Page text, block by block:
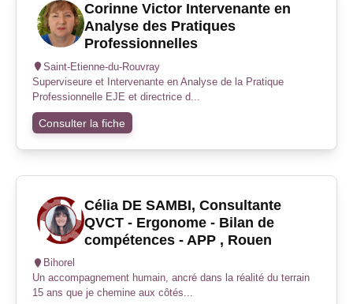
Corinne Victor Intervenante en
Analyse des Pratiques
Professionnelles
Saint-Etienne-du-Rouvray
Superviseure et Intervenante en Analyse de la Pratique
Professionnelle EJE et directrice d...
Consulter la fiche
Célia DE SAMBI, Consultante
QVCT - Ergonome - Bilan de
compétences - APP , Rouen
Bihorel
Un accompagnement humain, ancré dans la réalité du terrain
15 ans que je chemine aux côtés...